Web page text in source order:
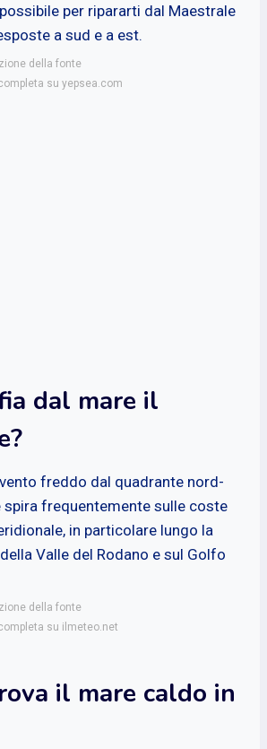
per ripararti dal Maestrale
a sud e a est.
della fonte
su yepsea.com
dal mare il
vento freddo dal quadrante nord-
spira frequentemente sulle coste
in particolare lungo la
Valle del Rodano e sul Golfo
della fonte
su ilmeteo.net
il mare caldo in